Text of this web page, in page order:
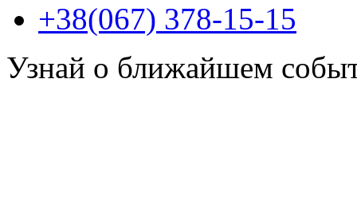
+38(067) 378-15-15
Узнай о ближайшем